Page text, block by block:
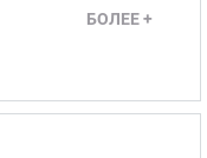
БОЛЕЕ +